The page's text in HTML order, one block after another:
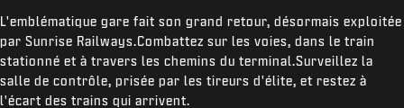
L'emblématique gare fait son grand retour, désormais exploitée
par Sunrise Railways.Combattez sur les voies, dans le train
stationné et à travers les chemins du terminal.Surveillez la
salle de contrôle, prisée par les tireurs d'élite, et restez à
l'écart des trains qui arrivent.